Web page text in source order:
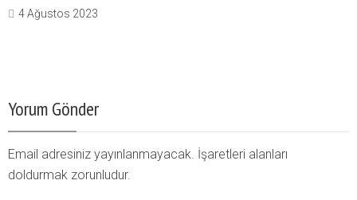
4 Ağustos 2023
Yorum Gönder
Email adresiniz yayınlanmayacak. İşaretleri alanları
doldurmak zorunludur.